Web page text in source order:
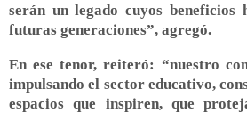
serán un legado cuyos beneficios
futuras generaciones”, agregó.
En ese tenor, reiteró: “nuestro
impulsando el sector educativo,
espacios que inspiren, que